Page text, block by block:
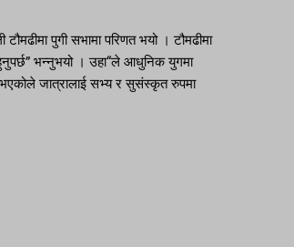
पुगी सभामा परिणत भयो । टौमढीमा
भन्नुभयो । उहा“ले आधुनिक युगमा
भएकोले जात्रालाई सभ्य र सुसंस्कृत रुपमा